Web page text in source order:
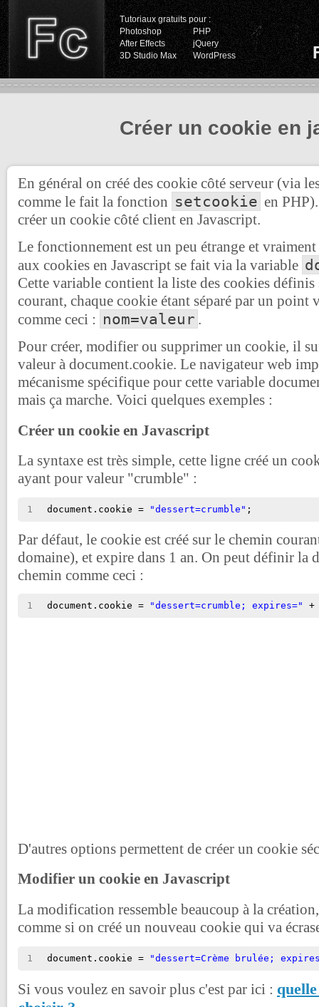
Tutoriaux gratuits pour :
Photoshop
PHP
After Effects
jQuery
3D Studio Max
WordPress
Créer un cookie en
En général on créé des cookie côté serveur (via
comme le fait la fonction setcookie en
créer un cookie côté client en Javascript.
Le fonctionnement est un peu étrange et
aux cookies en Javascript se fait via la variable
Cette variable contient la liste des cookies définis
courant, chaque cookie étant séparé par un point
comme ceci : nom=valeur .
Pour créer, modifier ou supprimer un cookie, il
valeur à document.cookie. Le navigateur web
mécanisme spécifique pour cette variable
mais ça marche. Voici quelques exemples :
Créer un cookie en Javascript
La syntaxe est très simple, cette ligne créé un
ayant pour valeur "crumble" :
1 document.cookie = "dessert=crumble" ;
Par défaut, le cookie est créé sur le chemin
domaine), et expire dans 1 an. On peut définir la
chemin comme ceci :
1 document.cookie = "dessert=crumble; expires="
D'autres options permettent de créer un cookie
Modifier un cookie en Javascript
La modification ressemble beaucoup à la
comme si on créé un nouveau cookie qui va
1 document.cookie = "dessert=Crème brulée;
Si vous voulez en savoir plus c'est par ici :